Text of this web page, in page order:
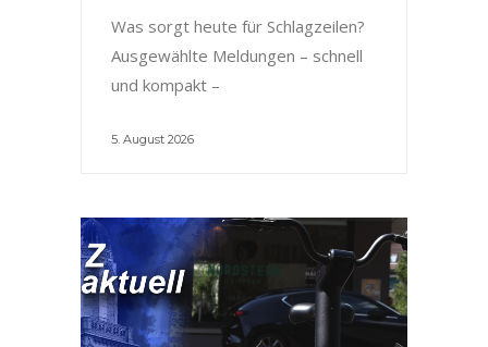
Was sorgt heute für Schlagzeilen?
Ausgewählte Meldungen – schnell
und kompakt –
5. August 2026